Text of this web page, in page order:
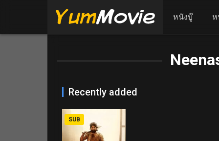
หนังบู๊ ห
Recently added
SUB